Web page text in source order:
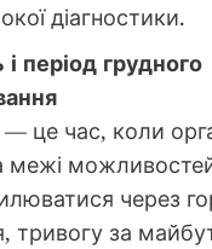
діагностики.
і період грудного
— це час, коли
межі
через
тривогу за